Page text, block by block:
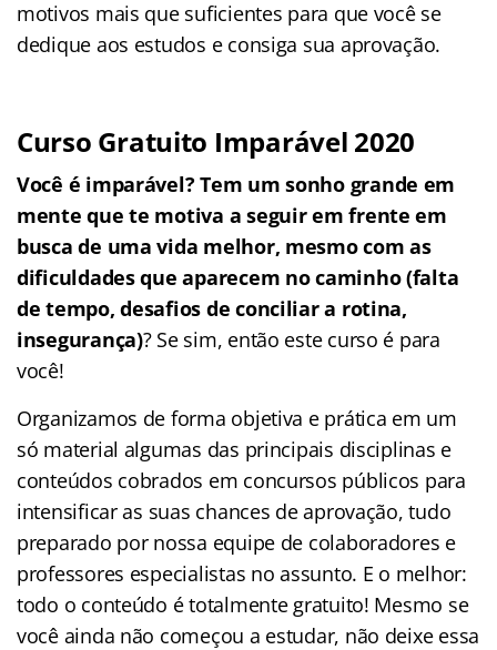
motivos mais que suficientes para que você se
dedique aos estudos e consiga sua aprovação.
Curso Gratuito Imparável 2020
Você é imparável? Tem um sonho grande em
mente que te motiva a seguir em frente em
busca de uma vida melhor, mesmo com as
dificuldades que aparecem no caminho (falta
de tempo, desafios de conciliar a rotina,
insegurança)? Se sim, então este curso é para
você!
Organizamos de forma objetiva e prática em um
só material algumas das principais disciplinas e
conteúdos cobrados em concursos públicos para
intensificar as suas chances de aprovação, tudo
preparado por nossa equipe de colaboradores e
professores especialistas no assunto. E o melhor:
todo o conteúdo é totalmente gratuito! Mesmo se
você ainda não começou a estudar, não deixe essa